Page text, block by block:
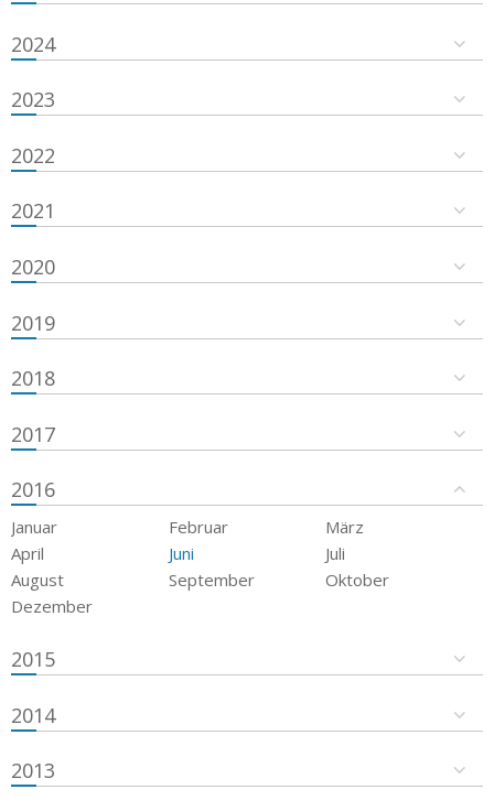
2024
2023
2022
2021
2020
2019
2018
2017
2016
Januar Februar
März
April
Juni
Juli
August
September
Oktober
Dezember
2015
2014
2013